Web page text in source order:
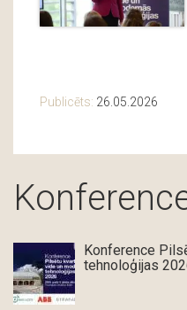
Publicēts: 26.05.2026
Konference
tehnoloģijas